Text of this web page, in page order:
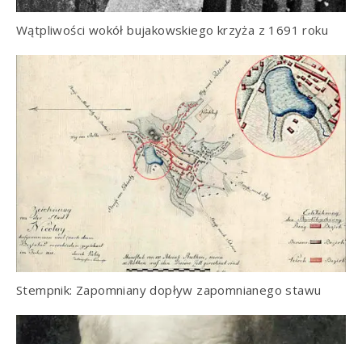
Wątpliwości wokół bujakowskiego krzyża z 1691 roku
Stempnik: Zapomniany dopływ zapomnianego stawu